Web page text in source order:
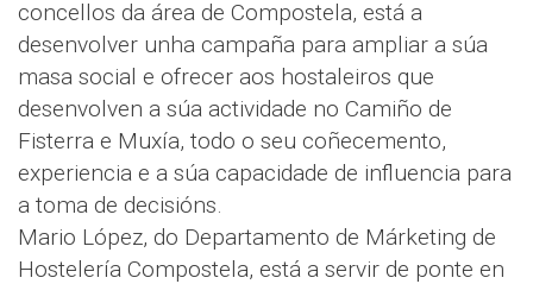
concellos da área de Compostela, está a
desenvolver unha campaña para ampliar a súa
masa social e ofrecer aos hostaleiros que
desenvolven a súa actividade no Camiño de
Fisterra e Muxía, todo o seu coñecemento,
experiencia e a súa capacidade de influencia para
a toma de decisións.
Mario López, do Departamento de Márketing de
Hostelería Compostela, está a servir de ponte en